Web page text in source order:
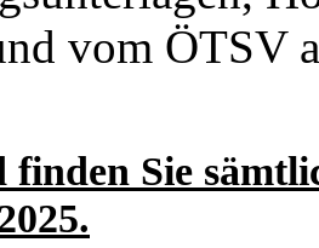
vom ÖTSV
finden Sie